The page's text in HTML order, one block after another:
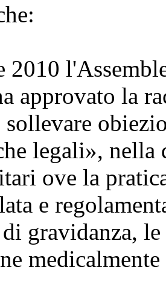
2010
approvato la
legali»,
ove la
e
gravidanza,
medicalmente